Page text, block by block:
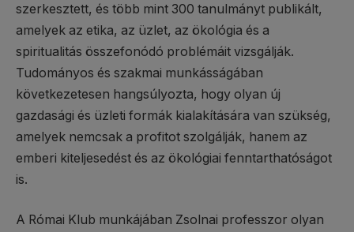
szerkesztett, és több mint 300 tanulmányt publikált,
amelyek az etika, az üzlet, az ökológia és a
spiritualitás összefonódó problémáit vizsgálják.
Tudományos és szakmai munkásságában
következetesen hangsúlyozta, hogy olyan új
gazdasági és üzleti formák kialakítására van szükség,
amelyek nemcsak a profitot szolgálják, hanem az
emberi kiteljesedést és az ökológiai fenntarthatóságot
is.
A Római Klub munkájában Zsolnai professzor olyan